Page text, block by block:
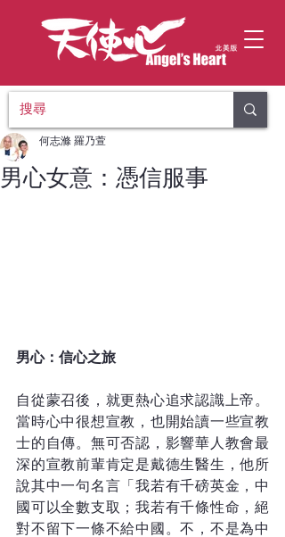
男心女意：憑信服事
何志滌 羅乃萱
男心：信心之旅
自從蒙召後，就更熱心追求認識上帝。
當時心中很想宣教，也開始讀一些宣教
士的自傳。無可否認，影響華人教會最
深的宣教前輩肯定是戴德生醫生，他所
說其中一句名言「我若有千磅英金，中
國可以全數支取；我若有千條性命，絕
對不留下一條不給中國。不，不是為中